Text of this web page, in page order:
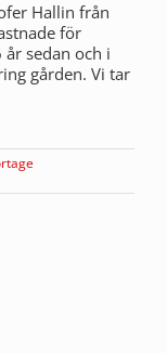
Hallin från
för
sedan och i
gården. Vi tar